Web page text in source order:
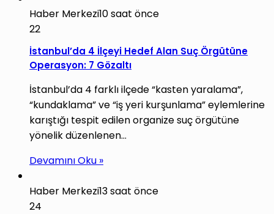
Haber Merkezi10 saat önce
22
İstanbul’da 4 İlçeyi Hedef Alan Suç Örgütüne
Operasyon: 7 Gözaltı
İstanbul’da 4 farklı ilçede “kasten yaralama”,
“kundaklama” ve “iş yeri kurşunlama” eylemlerine
karıştığı tespit edilen organize suç örgütüne
yönelik düzenlenen…
Devamını Oku »
Haber Merkezi13 saat önce
24